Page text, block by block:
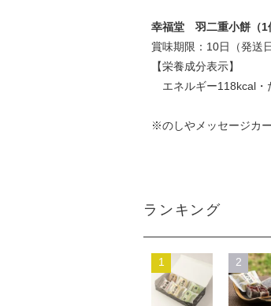
幸福堂 羽二重小餅（
賞味期限：10日（発送
【栄養成分表示】
エネルギー118kcal・
※のしやメッセージカ
ランキング
1 2